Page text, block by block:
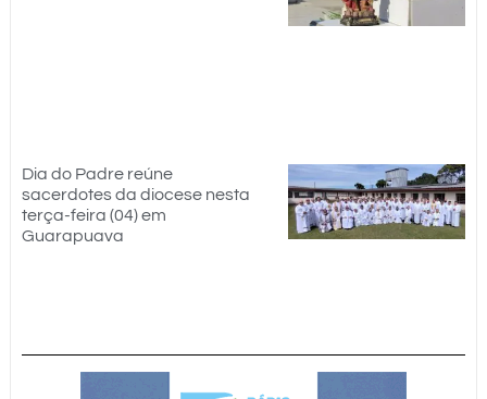
Dia do Padre reúne
sacerdotes da diocese nesta
terça-feira (04) em
Guarapuava